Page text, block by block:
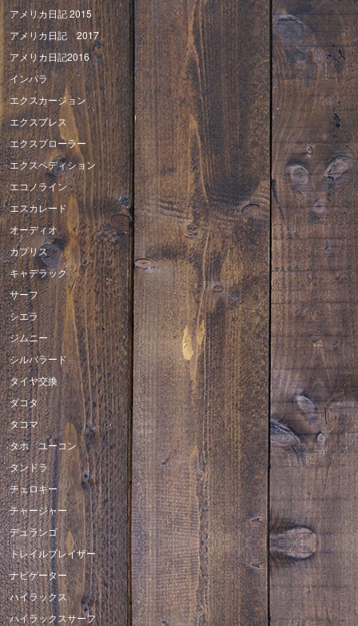
アメリカ日記 2015
アメリカ日記 2017
アメリカ日記2016
インパラ
エクスカージョン
エクスプレス
エクスプローラー
エクスペディション
エコノライン
エスカレード
オーディオ
カプリス
キャデラック
サーフ
シエラ
ジムニー
シルバラード
タイヤ交換
ダコタ
タコマ
タホ ユーコン
タンドラ
チェロキー
チャージャー
デュランゴ
トレイルブレイザー
ナビゲーター
ハイラックス
ハイラックスサーフ